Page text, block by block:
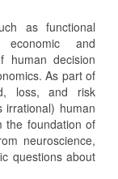
as functional
economic and
human decision
As part of
loss, and risk
irrational) human
the foundation of
neuroscience,
questions about